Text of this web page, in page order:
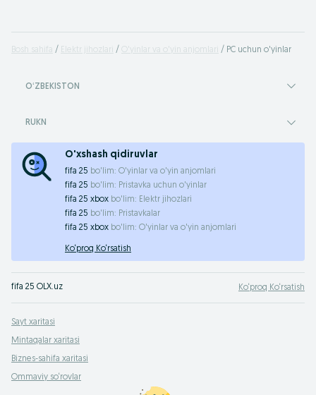
Bosh sahifa Elektr jihozlari O'yinlar va o'yin anjomlari PC uchun o'yinlar
OʻZBEKISTON
RUKN
O'xshash qidiruvlar
fifa 25 bo'lim: O'yinlar va o'yin anjomlari
fifa 25 bo'lim: Pristavka uchun o'yinlar
fifa 25 xbox bo'lim: Elektr jihozlari
fifa 25 bo'lim: Pristavkalar
fifa 25 xbox bo'lim: O'yinlar va o'yin anjomlari
Ko‘proq Ko‘rsatish
fifa 25 OLX.uz Ko‘proq Ko‘rsatish
Sayt xaritasi
Mintaqalar xaritasi
Biznes-sahifa xaritasi
Ommaviy so‘rovlar